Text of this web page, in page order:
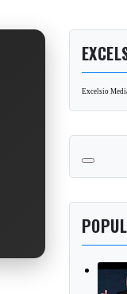
Excelsio